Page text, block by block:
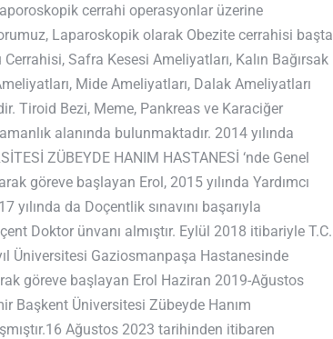
cerrahi operasyonlar üzerine
Laparoskopik olarak Obezite cerrahisi başta
Safra Kesesi Ameliyatları, Kalın Bağırsak
Mide Ameliyatları, Dalak Ameliyatları
Tiroid Bezi, Meme, Pankreas ve Karaciğer
alanında bulunmaktadır. 2014 yılında
ZÜBEYDE HANIM HASTANESİ ‘nde Genel
göreve başlayan Erol, 2015 yılında Yardımcı
yılında da Doçentlik sınavını başarıyla
Doktor ünvanı almıştır. Eylül 2018 itibariyle T.C.
Üniversitesi Gaziosmanpaşa Hastanesinde
göreve başlayan Erol Haziran 2019-Ağustos
Başkent Üniversitesi Zübeyde Hanım
Ağustos 2023 tarihinden itibaren